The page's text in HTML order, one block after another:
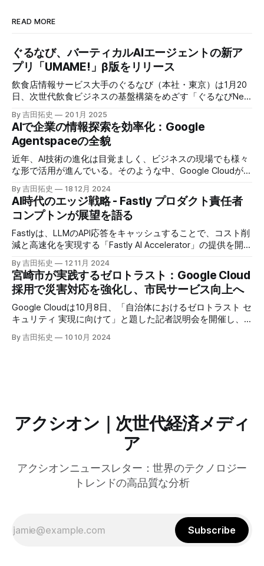
READ MORE
ぐるなび、バーティカルAIエージェントの新ア
プリ「UMAME!」β版をリリース
飲食店情報サービス大手のぐるなび（本社・東京）は1月20
日、次世代飲食ビジネスの基盤構築をめざす「ぐるなびNext
プロジェクト」の初成果として、新たな飲食店探索アプリ
「UMAME!（うまみー！）」のβ版を公開した。
By 吉田拓史 20 1月 2025
AIで企業の情報探索を効率化：Google
Agentspaceの全貌
近年、AI技術の進化は目覚ましく、ビジネスの現場でも様々
な形で活用が進んでいる。そのような中、Google Cloudが新
たに発表したGoogle Agentspaceは、いま注目を集めるAIエ
ージェントがエンタープライズITを大きく変革する予兆と言
えるだろう。
By 吉田拓史 18 12月 2024
AI時代のエッジ戦略 - Fastly プロダクト責任者
コンプトンが展望を語る
Fastlyは、LLMのAPI応答をキャッシュすることで、コスト削
減と高速化を実現する「Fastly AI Accelerator」の提供を開始
した。キップ・コンプトン最高プロダクト責任者（CPO）
は、類似した質問への応答を再利用し、効率的な処理を可能
にすると説明した。さらに、コンプトンは、エッジコンピュ
ーティングの利点を活かしたパーソナライズや、エッジにお
けるGPUの経済性、セキュリティへの取り組みなど、Fastly
のAI戦略について語った。
By 吉田拓史 12 11月 2024
宮崎市が実践するゼロトラスト：Google Cloud
採用で災害対応を強化し、市民サービス向上へ
Google Cloudは10月8日、「自治体におけるゼロトラスト セ
キュリティ 実現に向けて」と題した記者説明会を開催し、
自治体向けにゼロトラストセキュリティ導入を支援するプロ
グラムを発表した。宮崎市の事例では、Google Workspace
By 吉田拓史 10 10月 2024
アクシオン｜次世代経済メディ
ア
アクシオンニュースレター：世界のテクノロジー
トレンドの高品質な分析
Subscribe